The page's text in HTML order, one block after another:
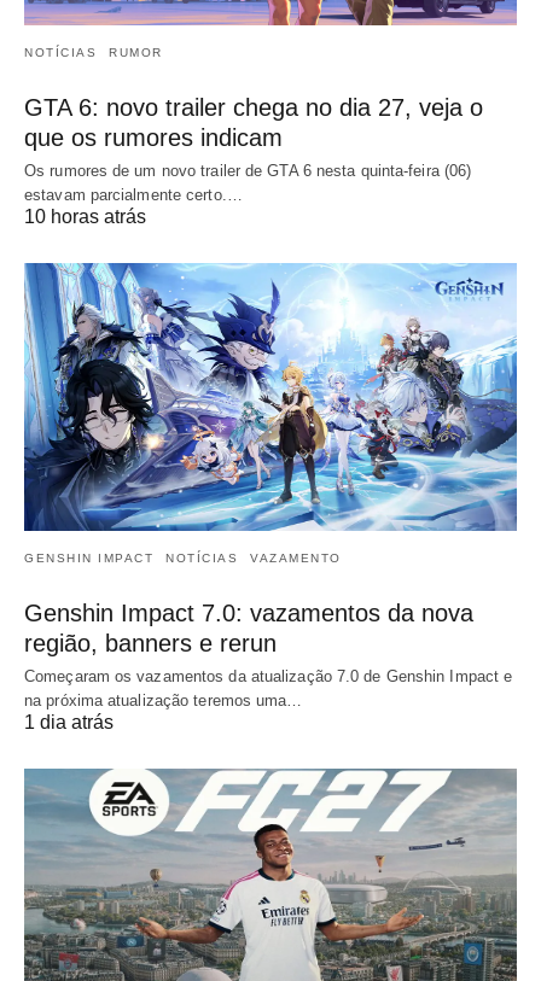
NOTÍCIAS RUMOR
GTA 6: novo trailer chega no dia 27, veja o
que os rumores indicam
Os rumores de um novo trailer de GTA 6 nesta quinta-feira (06)
estavam parcialmente certo.…
10 horas atrás
GENSHIN IMPACT NOTÍCIAS VAZAMENTO
Genshin Impact 7.0: vazamentos da nova
região, banners e rerun
Começaram os vazamentos da atualização 7.0 de Genshin Impact e
na próxima atualização teremos uma…
1 dia atrás